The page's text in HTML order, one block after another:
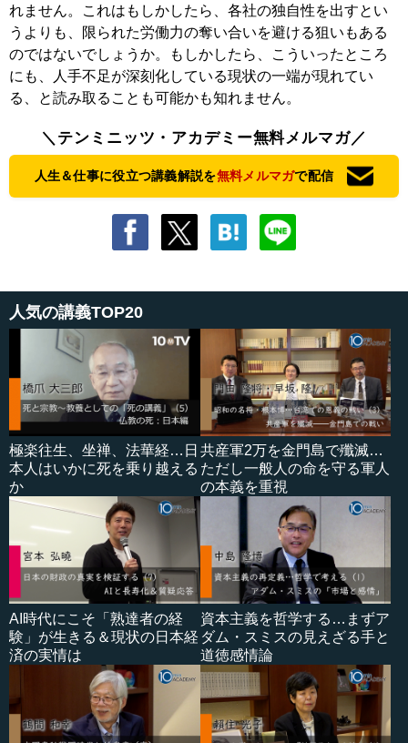
れません。これはもしかしたら、各社の独自性を出すとい
うよりも、限られた労働力の奪い合いを避ける狙いもある
のではないでしょうか。もしかしたら、こういったところ
にも、人手不足が深刻化している現状の一端が現れてい
る、と読み取ることも可能かも知れません。
＼テンミニッツ・アカデミー無料メルマガ／
人生＆仕事に役立つ講義解説を無料メルマガで配信
人気の講義TOP20
極楽往生、坐禅、法華経…日
本人はいかに死を乗り越える
か
共産軍2万を金門島で殲滅…
ただし一般人の命を守る軍人
の本義を重視
AI時代にこそ「熟達者の経
験」が生きる＆現状の日本経
済の実情は
資本主義を哲学する…まずア
ダム・スミスの見えざる手と
道徳感情論